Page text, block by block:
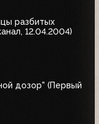
разбитых
12.04.2004)
дозор" (Первый